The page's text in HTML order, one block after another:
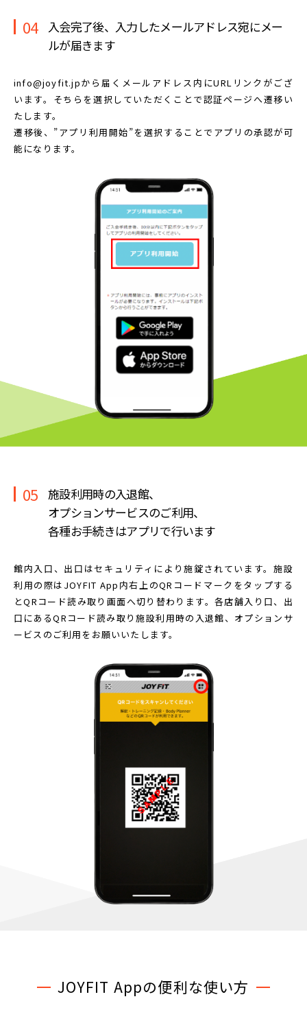
04 入会完了後、入力したメールアドレス宛にメー
ルが届きます
info@joyfit.jpから届くメールアドレス内にURLリンクがござ
います。 そちらを選択していただくことで認証ページへ遷移い
たします。
遷移後、”アプリ利用開始”を選択することで アプリの承認が可
能になります。
05 施設利用時の入退館、
オプションサービスのご利用、
各種お手続きはアプリで行います
館内入口、出口はセキュリティにより施錠されています。施設
利用の際はJOYFIT App内右上のQRコードマークをタップする
とQRコード読み取り画面へ切り替わります。各店舗入り口、出
口にあるQRコード読み取り施設利用時の入退館、オプションサ
ービスのご利用をお願いいたします。
JOYFIT Appの便利な使い方